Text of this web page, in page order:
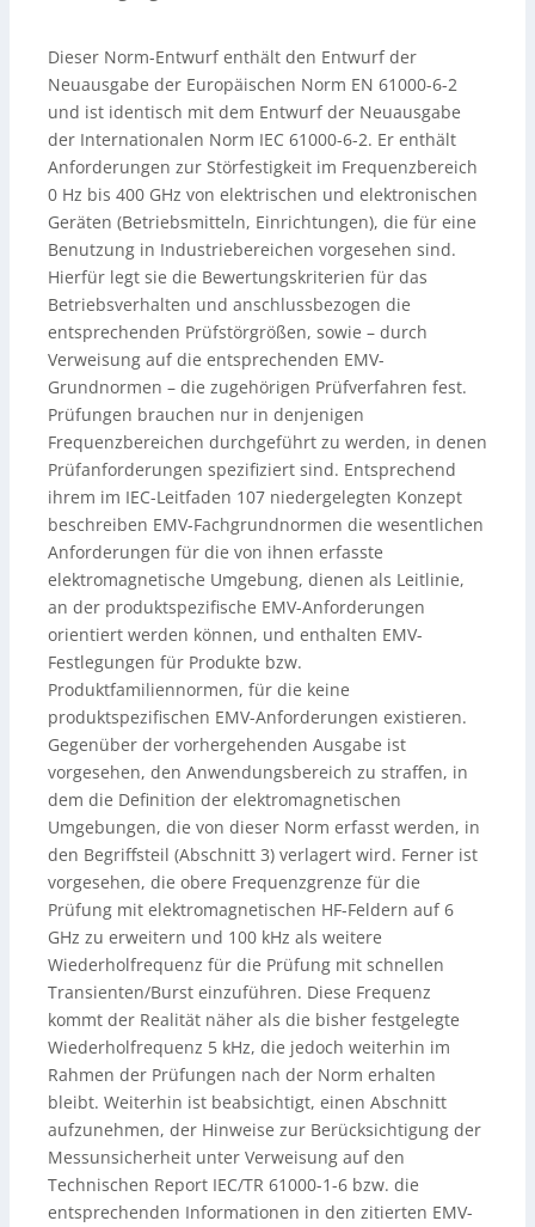
Dieser Norm-Entwurf enthält den Entwurf der
Neuausgabe der Europäischen Norm EN 61000-6-2
und ist identisch mit dem Entwurf der Neuausgabe
der Internationalen Norm IEC 61000-6-2. Er enthält
Anforderungen zur Störfestigkeit im Frequenzbereich
0 Hz bis 400 GHz von elektrischen und elektronischen
Geräten (Betriebsmitteln, Einrichtungen), die für eine
Benutzung in Industriebereichen vorgesehen sind.
Hierfür legt sie die Bewertungskriterien für das
Betriebsverhalten und anschlussbezogen die
entsprechenden Prüfstörgrößen, sowie – durch
Verweisung auf die entsprechenden EMV-
Grundnormen – die zugehörigen Prüfverfahren fest.
Prüfungen brauchen nur in denjenigen
Frequenzbereichen durchgeführt zu werden, in denen
Prüfanforderungen spezifiziert sind. Entsprechend
ihrem im IEC-Leitfaden 107 niedergelegten Konzept
beschreiben EMV-Fachgrundnormen die wesentlichen
Anforderungen für die von ihnen erfasste
elektromagnetische Umgebung, dienen als Leitlinie,
an der produktspezifische EMV-Anforderungen
orientiert werden können, und enthalten EMV-
Festlegungen für Produkte bzw.
Produktfamiliennormen, für die keine
produktspezifischen EMV-Anforderungen existieren.
Gegenüber der vorhergehenden Ausgabe ist
vorgesehen, den Anwendungsbereich zu straffen, in
dem die Definition der elektromagnetischen
Umgebungen, die von dieser Norm erfasst werden, in
den Begriffsteil (Abschnitt 3) verlagert wird. Ferner ist
vorgesehen, die obere Frequenzgrenze für die
Prüfung mit elektromagnetischen HF-Feldern auf 6
GHz zu erweitern und 100 kHz als weitere
Wiederholfrequenz für die Prüfung mit schnellen
Transienten/Burst einzuführen. Diese Frequenz
kommt der Realität näher als die bisher festgelegte
Wiederholfrequenz 5 kHz, die jedoch weiterhin im
Rahmen der Prüfungen nach der Norm erhalten
bleibt. Weiterhin ist beabsichtigt, einen Abschnitt
aufzunehmen, der Hinweise zur Berücksichtigung der
Messunsicherheit unter Verweisung auf den
Technischen Report IEC/TR 61000-1-6 bzw. die
entsprechenden Informationen in den zitierten EMV-